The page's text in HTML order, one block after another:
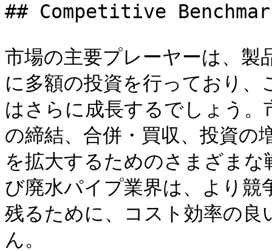
## Competitive
市場の主要プレーヤーは、製
に多額の投資を行っており
はさらに成長するでしょう。
の締結、合併・買収、投資の
を拡大するためのさまざま
び廃水パイプ業界は、より競
残るために、コスト効率の
ん。